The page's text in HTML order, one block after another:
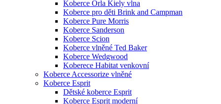
Koberce Orla Kiely vlna
Koberce pro děti Brink and Campman
Koberce Pure Morris
Koberce Sanderson
Koberce Scion
Koberce vlněné Ted Baker
Koberce Wedgwood
Koberece Habitat venkovní
Koberce Accessorize vlněné
Koberce Esprit
Dětské koberce Esprit
Koberce Esprit moderní